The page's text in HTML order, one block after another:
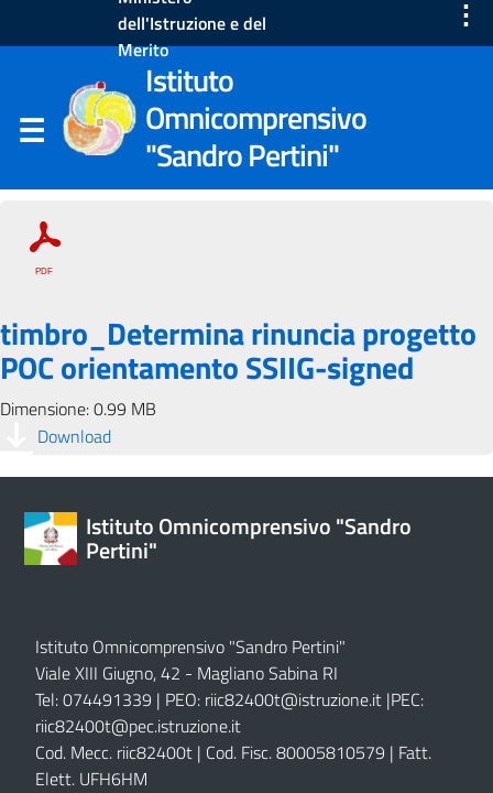
dell'Istruzione e del
Merito
⋮
Istituto
Omnicomprensivo
"Sandro Pertini"
timbro_Determina rinuncia progetto
POC orientamento SSIIG-signed
Dimensione: 0.99 MB
Download
Istituto Omnicomprensivo "Sandro
Pertini"
Istituto Omnicomprensivo "Sandro Pertini"
Viale XIII Giugno, 42 - Magliano Sabina RI
Tel: 074491339 | PEO: riic82400t@istruzione.it |PEC:
riic82400t@pec.istruzione.it
Cod. Mecc. riic82400t | Cod. Fisc. 80005810579 | Fatt.
Elett. UFH6HM